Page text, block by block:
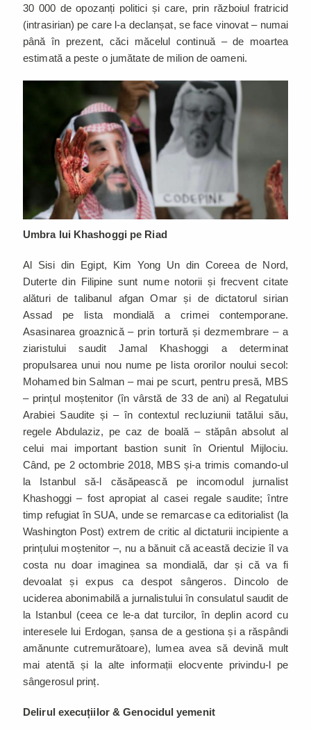
30 000 de opozanți politici și care, prin războiul fratricid
(intrasirian) pe care l-a declanșat, se face vinovat – numai
până în prezent, căci măcelul continuă – de moartea
estimată a peste o jumătate de milion de oameni.
Umbra lui Khashoggi pe Riad
Al Sisi din Egipt, Kim Yong Un din Coreea de Nord,
Duterte din Filipine sunt nume notorii și frecvent citate
alături de talibanul afgan Omar și de dictatorul sirian
Assad pe lista mondială a crimei contemporane.
Asasinarea groaznică – prin tortură și dezmembrare – a
ziaristului saudit Jamal Khashoggi a determinat
propulsarea unui nou nume pe lista ororilor noului secol:
Mohamed bin Salman – mai pe scurt, pentru presă, MBS
– prințul moștenitor (în vârstă de 33 de ani) al Regatului
Arabiei Saudite și – în contextul recluziunii tatălui său,
regele Abdulaziz, pe caz de boală – stăpân absolut al
celui mai important bastion sunit în Orientul Mijlociu.
Când, pe 2 octombrie 2018, MBS și-a trimis comando-ul
la Istanbul să-l căsăpească pe incomodul jurnalist
Khashoggi – fost apropiat al casei regale saudite; între
timp refugiat în SUA, unde se remarcase ca editorialist (la
Washington Post) extrem de critic al dictaturii incipiente a
prințului moștenitor –, nu a bănuit că această decizie îl va
costa nu doar imaginea sa mondială, dar și că va fi
devoalat și expus ca despot sângeros. Dincolo de
uciderea abonimabilă a jurnalistului în consulatul saudit de
la Istanbul (ceea ce le-a dat turcilor, în deplin acord cu
interesele lui Erdogan, șansa de a gestiona și a răspândi
amănunte cutremurătoare), lumea avea să devină mult
mai atentă și la alte informații elocvente privindu-l pe
sângerosul prinț.
Delirul execuțiilor & Genocidul yemenit